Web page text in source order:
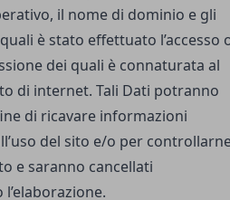
il nome di dominio e gli
è stato effettuato l’accesso
dei quali è connaturata al
di internet. Tali Dati potranno
di ricavare informazioni
del sito e/o per
e saranno cancellati